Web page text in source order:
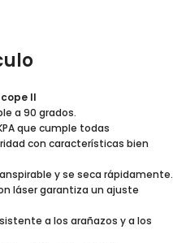
ll
a 90 grados.
que cumple todas
con características bien
y se seca rápidamente.
láser garantiza un ajuste
a los arañazos y a los